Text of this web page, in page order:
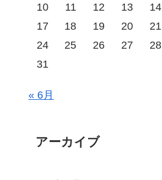
10
11 12 13 14
17
18 19 20 21
24
25 26 27 28
31
« 6月
アーカイブ